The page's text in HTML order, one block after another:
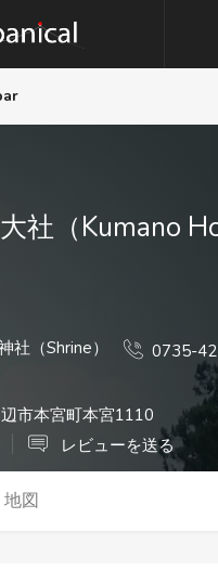
社（Kumano
社（Shrine） 0735-
市本宮町本宮1110
レビューを送る
地図